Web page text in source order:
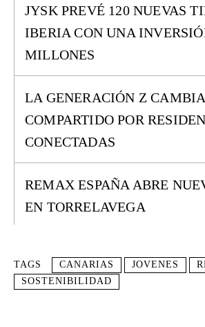
JYSK PREVÉ 120 NUEVAS
IBERIA CON UNA
MILLONES
LA GENERACIÓN Z
COMPARTIDO POR
CONECTADAS
REMAX ESPAÑA ABRE
EN TORRELAVEGA
TAGS CANARIAS JOVENES
SOSTENIBILIDAD